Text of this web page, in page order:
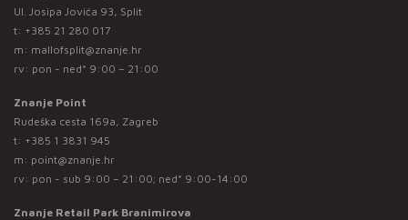
Ul. Josipa Jovića 93, Split
t: +385 21 280 017
m: mallofsplit@znanje.hr
rv: pon - ned* 9:00 – 21:00
Znanje Point
Rudeška cesta 169a, Zagreb
t: +385 1 3831 945
m: point@znanje.hr
rv: pon - sub 9:00 – 21:00; ned* 9:00-14:00
Znanje Retail Park Branimirova